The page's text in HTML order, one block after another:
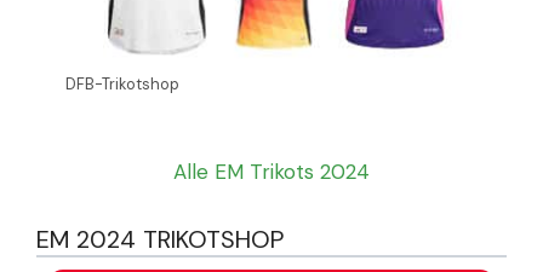
DFB-Trikotshop
Alle EM Trikots 2024
EM 2024 TRIKOTSHOP